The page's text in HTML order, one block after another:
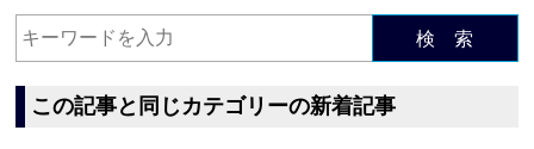
検 索
この記事と同じカテゴリーの新着記事